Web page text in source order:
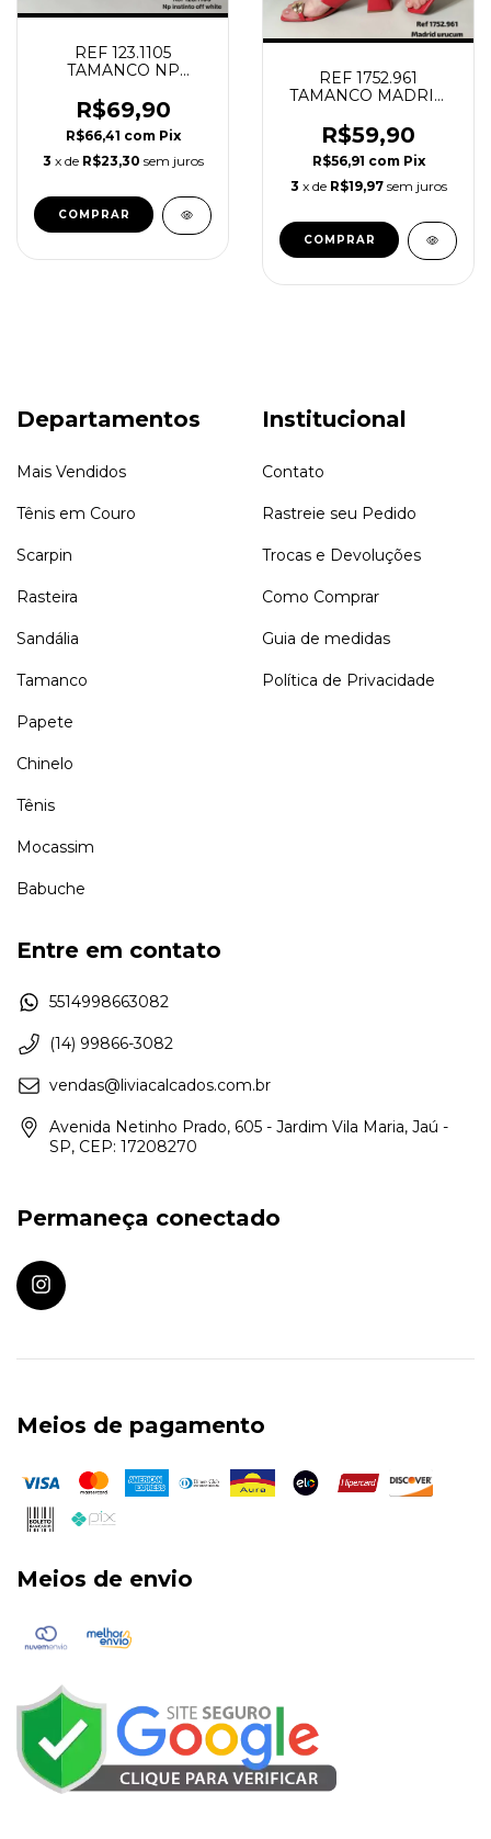
REF 123.1105
TAMANCO NP
R$69,90
R$66,41 com Pix
3 x de R$23,30 sem juros
COMPRAR
REF 1752.961
TAMANCO MADRID
R$59,90
R$56,91 com Pix
3 x de R$19,97 sem juros
COMPRAR
Departamentos
Mais Vendidos
Tênis em Couro
Scarpin
Rasteira
Sandália
Tamanco
Papete
Chinelo
Tênis
Mocassim
Babuche
Institucional
Contato
Rastreie seu Pedido
Trocas e Devoluções
Como Comprar
Guia de medidas
Política de Privacidade
Entre em contato
5514998663082
(14) 99866-3082
vendas@liviacalcados.com.br
Avenida Netinho Prado, 605 - Jardim Vila Maria, Jaú -
SP, CEP: 17208270
Permaneça conectado
Meios de pagamento
Meios de envio